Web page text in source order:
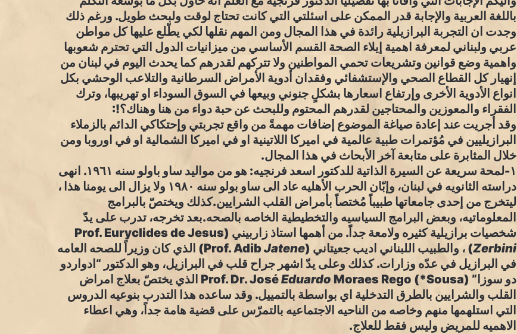
باللغة العربية والإجابة قدر الممكن على اسئلتي التي كانت تحتاج لوقت ولبحث طويل. ورغم ذلك
وجدت ان التجربة البرازيلية رائدة في هذا المجال ومن المهم نقلها لكي يطّلع عليها كل مواطن
عربي ولبناني لمعرفة اهمية إيلاء الصحة القسم الأساسي من ميزانيات الدول التي تحترم شعوبها
واهمية وضع قوانين وتشريعات تحمي المواطنين ولا تتركهم لقدرهم كما يحدث اليوم في لبنان من
إنهيار كل القطاع الصحي والإستشفائي وفقدان أدوية الأمراض السرطانية والتلاعب الوحشي بكل
انواع الأدوية الأخرى وإرتفاع اسعارها بشكلٍ جنوني وبيعها في السوق السوداء او تهريبها، وترك
الفقراء والمعوزين والمحتاجين لقدرهم المحتوم وللبحث عن حبة دواء من هنا وهناك؟!:
وقد أجريت عند إعادة صياغة الموضوع إضافات مهمةً من واقع تجربتي وإحتكاكي الدائم بالزملاء
البرازيليين في مُؤتمرات طبية عالمية في اميركا اللاتينية او في اميركا الشمالية او في اوروبا ومن
خلال المثابرة على متابعة آخر الأبحاث في هذا المجال.
١-لمحة سريعة عن السيرة الذاتية للدكتور اسعد فرنجيه: هو من مواليد ساو باولو سنه ١٩٦١. انهى
دراسته الثانويه في لبنان، وإبّان الحرب الأهليه عاد الى ساو بولو سنه ١٩٨٠ ولا يزال الى يومنا هذا ،
ليتخرج من إحدى جامعاتها طبيباً مُختصاً بأمراض القلب الشرايين.كذلك ويختصّ بالبرامج
المعلوماتيه، وبعض البرامج السياسيه والتخطيطية الخاصه بالصحه.بعد تخرجه، تدرب على يدّ
شخصيات برازيلية كثيره ولامعة جداً. من أهمها استاذ زاربيني (Prof. Euryclides de Jesus
Zerbini) ، والطبيب اللبناني اديب جعيتاني (Prof. AdibJatene
) الذي كان وزيراً للصحه العامه
في البرازيل في عدّه وزارات. كذلك وعلى يدّ اشهر جراح قلب في البرازيل، وهو الدكتور “ادواردو
دو سوزا” (Prof. Dr. José
Eduardo
Moraes Rego (*Sousa الذي يختصّ بعلاج امراض
القلب والشرايين بالطرق التدخلية اي بواسطة بالتمييل. وقد ساعده هذا التدرب بنوعيه الدروس
التي استلهمها منهم وخاصه من الناحيه الاجتماعيه بالتمرّس على قضية هامة جداً، وهي اعطاء
الاهميه للمريض وليس فقط للعلاج.